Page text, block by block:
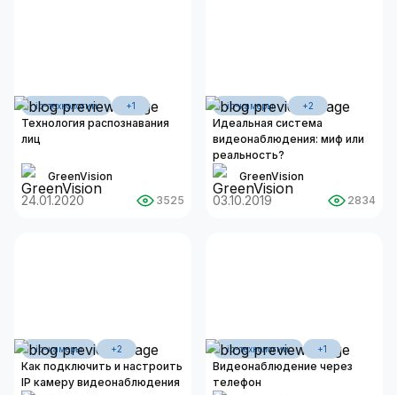
ip-технологии +1
Технология распознавания
лиц
GreenVision
24.01.2020 3525
ip-камеры +2
Идеальная система
видеонаблюдения: миф или
реальность?
GreenVision
03.10.2019 2834
ip-камеры +2
Как подключить и настроить
IP камеру видеонаблюдения
ip-технологии +1
Видеонаблюдение через
телефон